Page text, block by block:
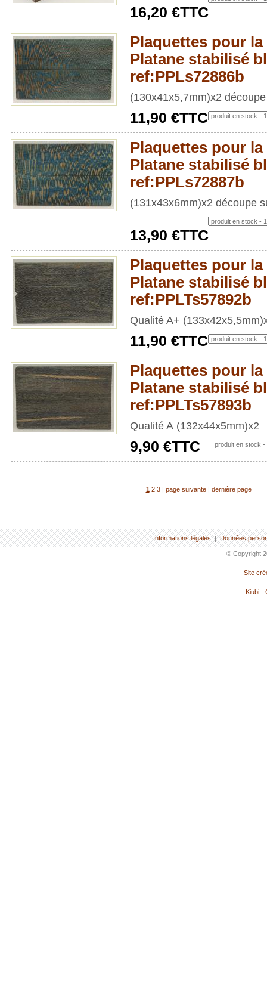
16,20 €TTC
Plaquettes pour
Platane stabilisé
ref:PPLs72886b
(130x41x5,7mm)x2
11,90 €TTC
Plaquettes pour
Platane stabilisé
ref:PPLs72887b
(131x43x6mm)x2 découpe
13,90 €TTC
Plaquettes pour
Platane stabilisé
ref:PPLTs57892b
Qualité A+
11,90 €TTC
Plaquettes pour
Platane stabilisé
ref:PPLTs57893b
Qualité A (132x44x5mm)x2
9,90 €TTC
1 2 3| page suivante| dernière page
Informations légales | Données
© Copyright
Site
Kiubi -